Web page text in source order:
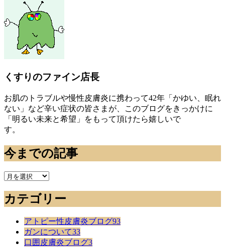
くすりのファイン店長
お肌のトラブルや慢性皮膚炎に携わって42年「かゆい、眠れ
ない」など辛い症状の皆さまが、このブログをきっかけに
「明るい未来と希望」をもって頂けたら嬉しいで
す。
今までの記事
今
で
の
カテゴリー
アトピー性皮膚炎ブログ93
ガンについて33
口囲皮膚炎ブログ3